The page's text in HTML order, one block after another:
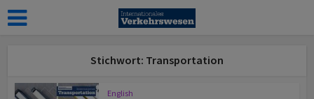
Stichwort: Transportation
English